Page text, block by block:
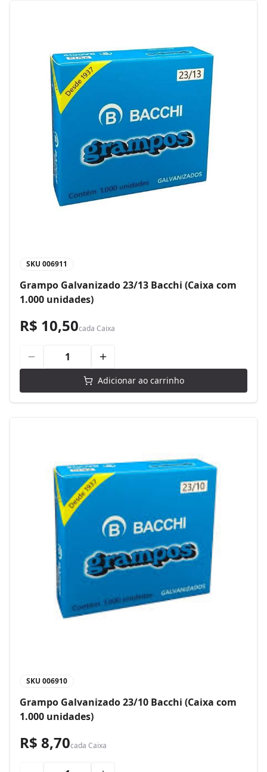
SKU 006911
Grampo Galvanizado 23/13 Bacchi (Caixa com
1.000 unidades)
R$ 10,50cada Caixa
Adicionar ao carrinho
SKU 006910
Grampo Galvanizado 23/10 Bacchi (Caixa com
1.000 unidades)
R$ 8,70cada Caixa